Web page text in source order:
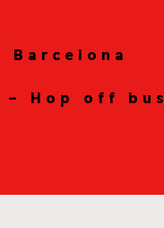
Barcelona
– Hop off